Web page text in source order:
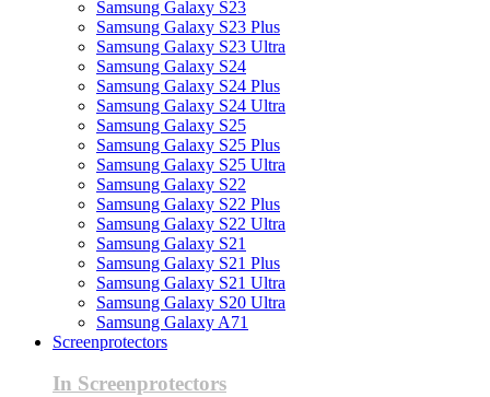
Samsung Galaxy S23
Samsung Galaxy S23 Plus
Samsung Galaxy S23 Ultra
Samsung Galaxy S24
Samsung Galaxy S24 Plus
Samsung Galaxy S24 Ultra
Samsung Galaxy S25
Samsung Galaxy S25 Plus
Samsung Galaxy S25 Ultra
Samsung Galaxy S22
Samsung Galaxy S22 Plus
Samsung Galaxy S22 Ultra
Samsung Galaxy S21
Samsung Galaxy S21 Plus
Samsung Galaxy S21 Ultra
Samsung Galaxy S20 Ultra
Samsung Galaxy A71
Screenprotectors
In Screenprotectors